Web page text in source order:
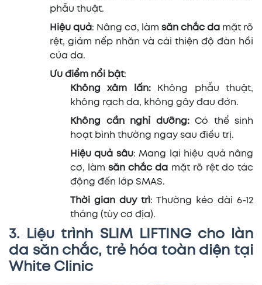
phẫu thuật.
Hiệu quả: Nâng cơ, làm săn chắc da mặt rõ
rệt, giảm nếp nhăn và cải thiện độ đàn hồi
của da.
Ưu điểm nổi bật:
Không xâm lấn:
Không phẫu thuật,
không rạch da, không gây đau đớn.
Không cần nghỉ dưỡng: Có thể sinh
hoạt bình thường ngay sau điều trị.
Hiệu quả sâu: Mang lại hiệu quả nâng
cơ, làmsăn chắc da mặt rõ rệt do tác
động đến lớp SMAS.
Thời gian duy trì: Thường kéo dài 6-12
tháng (tùy cơ địa).
3. Liệu trình SLIM LIFTING cho làn
da săn chắc, trẻ hóa toàn diện tại
White Clinic